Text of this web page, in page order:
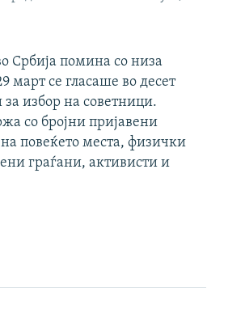
Србија помина со низа
март се гласаше во десет
избор на советници.
со бројни пријавени
повеќето места, физички
граѓани, активисти и